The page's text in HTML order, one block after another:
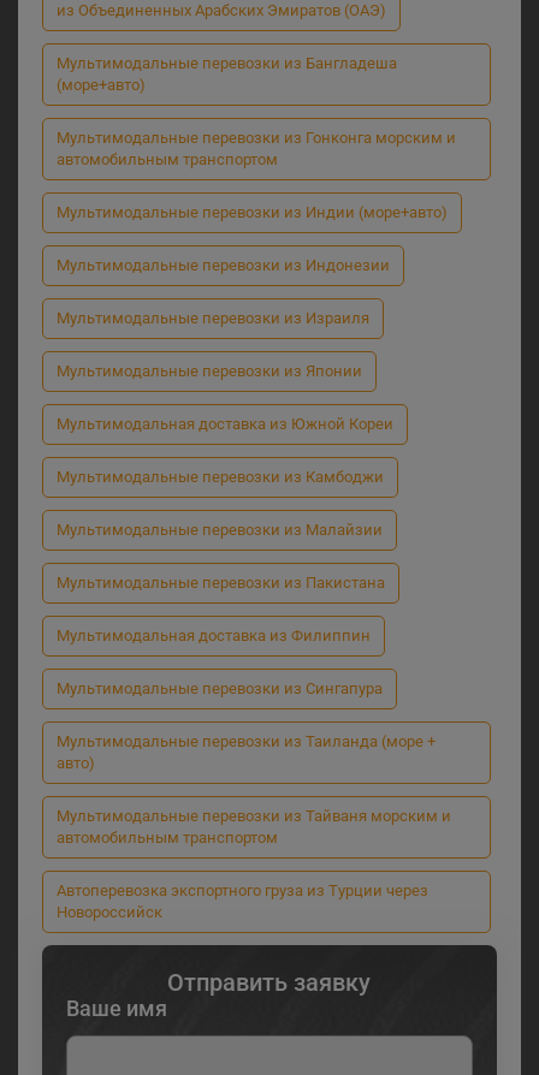
из Объединенных Арабских Эмиратов (ОАЭ)
Мультимодальные перевозки из Бангладеша
(море+авто)
Мультимодальные перевозки из Гонконга морским и
автомобильным транспортом
Мультимодальные перевозки из Индии (море+авто)
Мультимодальные перевозки из Индонезии
Мультимодальные перевозки из Израиля
Мультимодальные перевозки из Японии
Мультимодальная доставка из Южной Кореи
Мультимодальные перевозки из Камбоджи
Мультимодальные перевозки из Малайзии
Мультимодальные перевозки из Пакистана
Мультимодальная доставка из Филиппин
Мультимодальные перевозки из Сингапура
Мультимодальные перевозки из Таиланда (море +
авто)
Мультимодальные перевозки из Тайваня морским и
автомобильным транспортом
Автоперевозка экспортного груза из Турции через
Новороссийск
Отправить заявку
Ваше имя